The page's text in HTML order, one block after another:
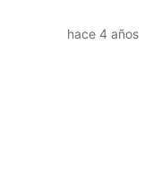
hace 4 años